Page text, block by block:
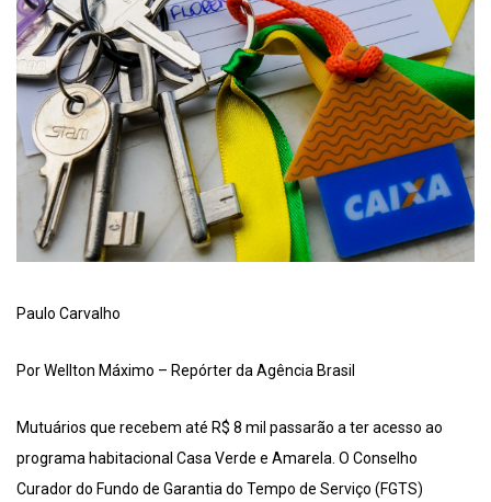
Paulo Carvalho
Por Wellton Máximo – Repórter da Agência Brasil
Mutuários que recebem até R$ 8 mil passarão a ter acesso ao
programa habitacional Casa Verde e Amarela. O Conselho
Curador do Fundo de Garantia do Tempo de Serviço (FGTS)